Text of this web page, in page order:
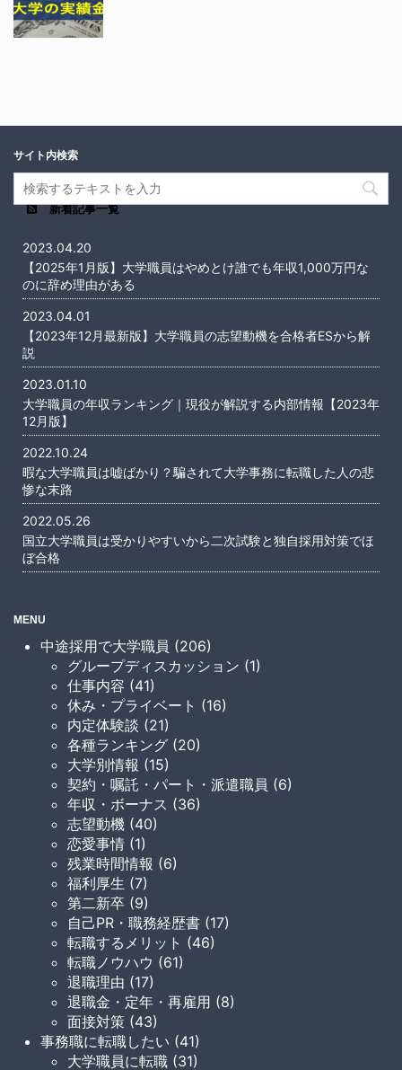
サイト内検索
新着記事一覧
2023.04.20
【2025年1月版】大学職員はやめとけ誰でも年収1,000万円な
のに辞め理由がある
2023.04.01
【2023年12月最新版】大学職員の志望動機を合格者ESから解
説
2023.01.10
大学職員の年収ランキング｜現役が解説する内部情報【2023年
12月版】
2022.10.24
暇な大学職員は嘘ばかり？騙されて大学事務に転職した人の悲
惨な末路
2022.05.26
国立大学職員は受かりやすいから二次試験と独自採用対策でほ
ぼ合格
MENU
中途採用で大学職員 (206)
グループディスカッション (1)
仕事内容 (41)
休み・プライベート (16)
内定体験談 (21)
各種ランキング (20)
大学別情報 (15)
契約・嘱託・パート・派遣職員 (6)
年収・ボーナス (36)
志望動機 (40)
恋愛事情 (1)
残業時間情報 (6)
福利厚生 (7)
第二新卒 (9)
自己PR・職務経歴書 (17)
転職するメリット (46)
転職ノウハウ (61)
退職理由 (17)
退職金・定年・再雇用 (8)
面接対策 (43)
事務職に転職したい (41)
大学職員に転職 (31)